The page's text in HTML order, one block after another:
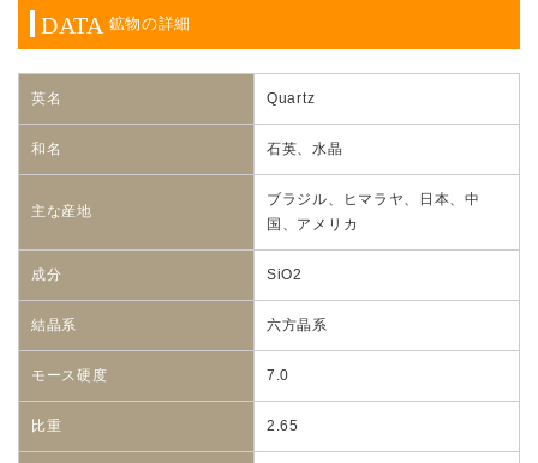
DATA 鉱物の詳細
英名 Quartz
和名 石英、水晶
主な産地
ブラジル、ヒマラヤ、日本、中
国、アメリカ
成分 SiO2
結晶系 六方晶系
モース硬度 7.0
比重 2.65